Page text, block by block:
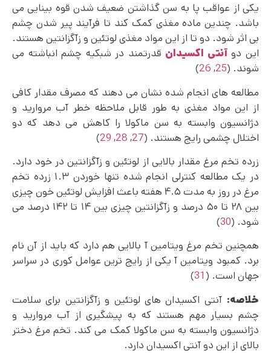
یکی از عواقب پا به سن گذاشتن ضعیف شدن قوه بینایی می
باشد. چندین ماده مغذی کمک کند تا فرآیند پیر شدن چشم
بی اثر شود. دو تا از این مواد مغذی لوتئین و زآگزانتین هستند.
این دوآنتی اکسیدان قدرتمند در شبکیه چشم انباشته می‌
شوند. (25
,
26
)
مطالعه های انجام شده نشان می دهند که مصرف مقدار کافی
از این مواد مغذی به طور قابل ملاحظه خطر آب مروارید و
دژانسیون وابسته به سن ماکولا را کاهش می دهد که دو
اختلال چشمی رایج هستند. (27
,
28
,
29
)
زرده تخم مرغ مقدار بالایی از لوتئین و زآگزانتین در خود دارد.
در یک مطالعه کنترلی انجام شده تنها خوردن ۱.۳ زرده تخم
مرغ در روز به مدت ۴.۵ هفته باعث افزایش لوتئین خون چیزی
بین ۲۸ تا ۵۰ درصد و زآگزانتین چیزی بین ۱۴ تا ۱۴۲ درصد می
شود. (30
)
همچنین تخم مرغ ویتامین آ بالایی هم دارد که باید از آن نام
برد. کمبود ویتامین آ یکی از رایج ترین عوامل کوری در سراسر
جهان است. ( 31
)
خلاصه: آنتی اکسیدان ‌های لوتئین و زآگزانتین برای سلامت
چشم بسیار مهم هستند که به پیشگیری از آب مروارید و
دژانسیون وابسته به سن ماکولا کمک می کند. تخم مرغ دختر
بالای از این دو آنتی اکسیدان دارد.